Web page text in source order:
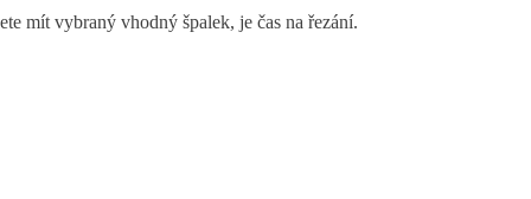
mít vybraný vhodný špalek, je čas na řezání.